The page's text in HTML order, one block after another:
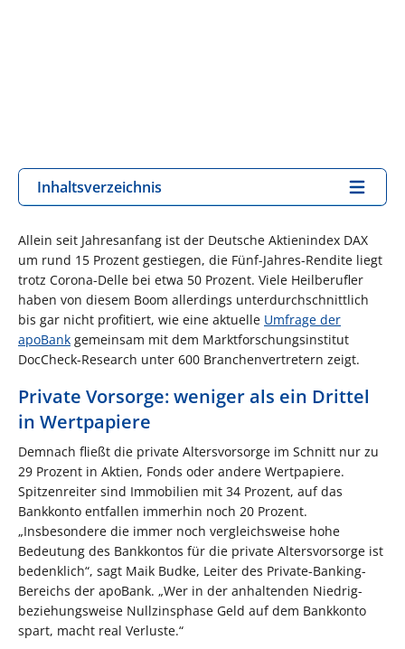
Inhaltsverzeichnis
Allein seit Jahresanfang ist der Deutsche Aktienindex DAX
um rund 15 Prozent gestiegen, die Fünf-Jahres-Rendite liegt
trotz Corona-Delle bei etwa 50 Prozent. Viele Heilberufler
haben von diesem Boom allerdings unterdurchschnittlich
bis gar nicht profitiert, wie eine aktuelle Umfrage der
apoBank gemeinsam mit dem Marktforschungsinstitut
DocCheck-Research unter 600 Branchenvertretern zeigt.
Private Vorsorge: weniger als ein Drittel
in Wertpapiere
Demnach fließt die private Altersvorsorge im Schnitt nur zu
29 Prozent in Aktien, Fonds oder andere Wertpapiere.
Spitzenreiter sind Immobilien mit 34 Prozent, auf das
Bankkonto entfallen immerhin noch 20 Prozent.
„Insbesondere die immer noch vergleichsweise hohe
Bedeutung des Bankkontos für die private Altersvorsorge ist
bedenklich“, sagt Maik Budke, Leiter des Private-Banking-
Bereichs der apoBank. „Wer in der anhaltenden Niedrig-
beziehungsweise Nullzinsphase Geld auf dem Bankkonto
spart, macht real Verluste.“